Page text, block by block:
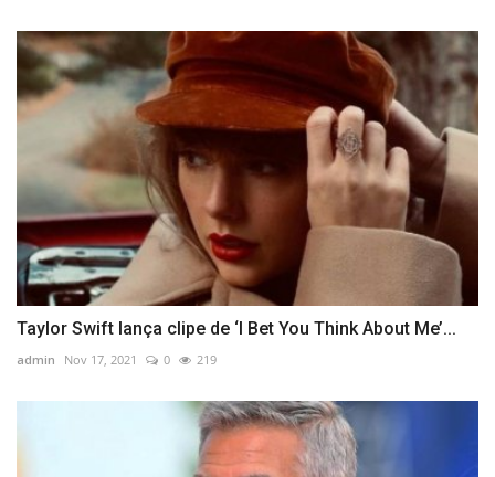
Taylor Swift lança clipe de ‘I Bet You Think About Me’...
admin Nov 17, 2021 0 219